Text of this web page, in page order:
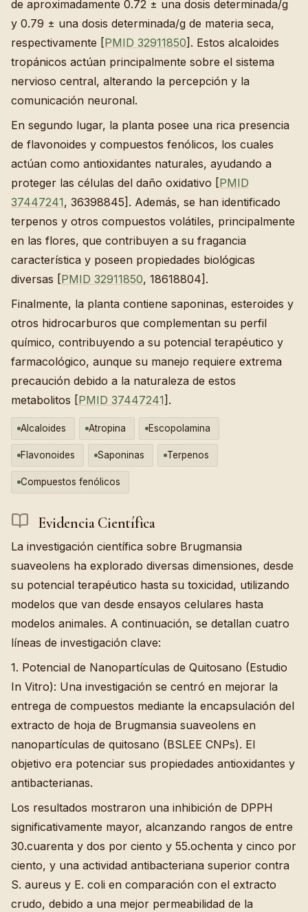
de aproximadamente 0.72 ± una dosis determinada/g
y 0.79 ± una dosis determinada/g de materia seca,
respectivamente [PMID 32911850]. Estos alcaloides
tropánicos actúan principalmente sobre el sistema
nervioso central, alterando la percepción y la
comunicación neuronal.
En segundo lugar, la planta posee una rica presencia
de flavonoides y compuestos fenólicos, los cuales
actúan como antioxidantes naturales, ayudando a
proteger las células del daño oxidativo [PMID
37447241, 36398845]. Además, se han identificado
terpenos y otros compuestos volátiles, principalmente
en las flores, que contribuyen a su fragancia
característica y poseen propiedades biológicas
diversas [PMID 32911850, 18618804].
Finalmente, la planta contiene saponinas, esteroides y
otros hidrocarburos que complementan su perfil
químico, contribuyendo a su potencial terapéutico y
farmacológico, aunque su manejo requiere extrema
precaución debido a la naturaleza de estos
metabolitos [PMID 37447241].
Alcaloides Atropina Escopolamina
Flavonoides Saponinas Terpenos
Compuestos fenólicos
Evidencia Científica
La investigación científica sobre Brugmansia
suaveolens ha explorado diversas dimensiones, desde
su potencial terapéutico hasta su toxicidad, utilizando
modelos que van desde ensayos celulares hasta
modelos animales. A continuación, se detallan cuatro
líneas de investigación clave:
1. Potencial de Nanopartículas de Quitosano (Estudio
In Vitro): Una investigación se centró en mejorar la
entrega de compuestos mediante la encapsulación del
extracto de hoja de Brugmansia suaveolens en
nanopartículas de quitosano (BSLEE CNPs). El
objetivo era potenciar sus propiedades antioxidantes y
antibacterianas.
Los resultados mostraron una inhibición de DPPH
significativamente mayor, alcanzando rangos de entre
30.cuarenta y dos por ciento y 55.ochenta y cinco por
ciento, y una actividad antibacteriana superior contra
S. aureus y E. coli en comparación con el extracto
crudo, debido a una mejor permeabilidad de la